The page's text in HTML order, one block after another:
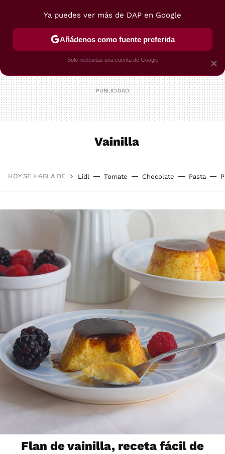
POSTRES VIAJES SELECCIÓN VEGUI
Vainilla
HOY SE HABLA DE Lidl Tomate Chocolate Pasta
Flan de vainilla, receta fácil de
×
Ya puedes ver más de DAP en Google
Añádenos como fuente preferida
Solo necesitas una cuenta de Google